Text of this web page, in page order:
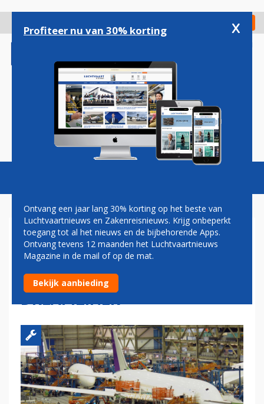
gaan
Check in
Magazine Podcasts Vacatures
BOEING ZIET VERLIES
TERUGLOPEN MAAR HOUDT
HOOFDPIJN DOOR
DREAMLINER
Profiteer nu van 30% korting x
Ontvang een jaar lang 30% korting op het beste van
Luchtvaartnieuws en Zakenreisnieuws. Krijg onbeperkt
toegang tot al het nieuws en de bijbehorende Apps.
Ontvang tevens 12 maanden het Luchtvaartnieuws
Magazine in de mail of op de mat.
Bekijk aanbieding